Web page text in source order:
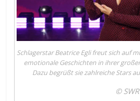
Schlagerstar Beatrice Egli freut sich auf
emotionale Geschichten in ihrer
Dazu begrüßt sie zahlreiche Stars
©